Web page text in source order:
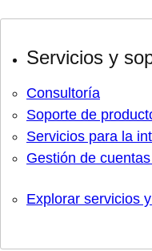
Servicios y
Consultoría
Soporte de
Servicios para la
Gestión de
Explorar servicios